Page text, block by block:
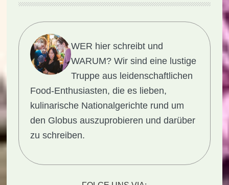
WER hier schreibt und
WARUM? Wir sind eine lustige
Truppe aus leidenschaftlichen
Food-Enthusiasten, die es lieben,
kulinarische Nationalgerichte rund um
den Globus auszuprobieren und darüber
zu schreiben.